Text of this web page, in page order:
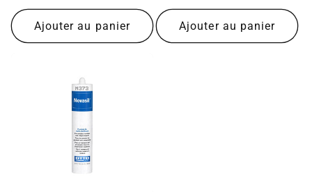
normal
Ajouter au panier
normal
Ajouter au panier